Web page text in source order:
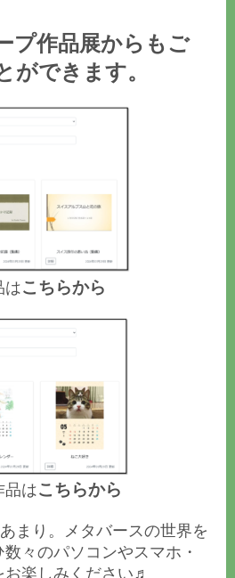
プ作品展からもご
ができます。
はこちらから
品はこちらから
まり。メタバースの世界を
々のパソコンやスマホ・
お楽しみください♬